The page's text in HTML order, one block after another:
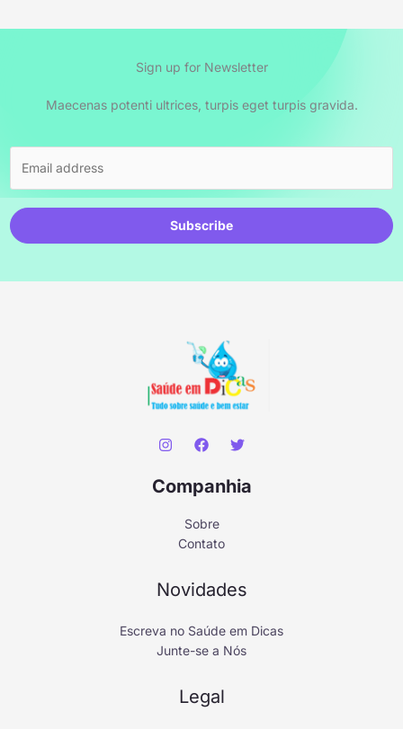
Sign up for Newsletter
Maecenas potenti ultrices, turpis eget turpis gravida.
Subscribe
Companhia
Sobre
Contato
Novidades
Escreva no Saúde em Dicas
Junte-se a Nós
Legal